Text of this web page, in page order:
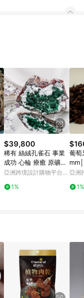
$39,800
稀有 絲絨孔雀石 事業
成功 心輪 療癒 原礦擺
件 收藏 單品 禮物
亞洲跨境設計購物平台
1%
葡萄
亞洲
1%